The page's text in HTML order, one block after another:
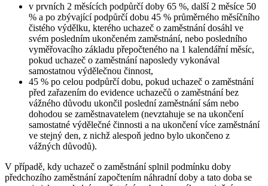
v prvních 2 měsících podpůrčí doby 65 %, další 2 měsíce 50
% a po zbývající podpůrčí dobu 45 % průměrného měsíčního
čistého výdělku, kterého uchazeč o zaměstnání dosáhl ve
svém posledním ukončeném zaměstnání, nebo posledního
vyměřovacího základu přepočteného na 1 kalendářní měsíc,
pokud uchazeč o zaměstnání naposledy vykonával
samostatnou výdělečnou činnost,
45 % po celou podpůrčí dobu, pokud uchazeč o zaměstnání
před zařazením do evidence uchazečů o zaměstnání bez
vážného důvodu ukončil poslední zaměstnání sám nebo
dohodou se zaměstnavatelem (nevztahuje se na ukončení
samostatné výdělečné činnosti a na ukončení více zaměstnání
ve stejný den, z nichž alespoň jedno bylo ukončeno z
vážných důvodů).
V případě, kdy uchazeč o zaměstnání splnil podmínku doby
předchozího zaměstnání započtením náhradní doby a tato doba se